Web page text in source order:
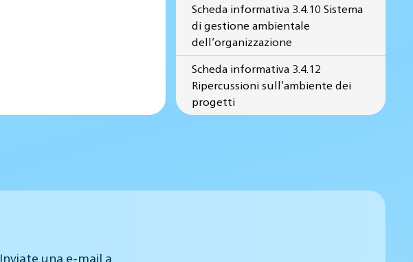
Scheda informativa 3.4.10 Sistema
di gestione ambientale
dell’organizzazione
Scheda informativa 3.4.12
Ripercussioni sull’ambiente dei
progetti
Inviate una e-mail a